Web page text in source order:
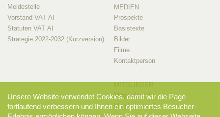
Meldestelle
Vorstand VAT AI
Statuten VAT AI
Strategie 2022-2032 (Kurzversion)
MEDIEN
Prospekte
Basistexte
Bilder
Filme
Kontaktperson
Mitglieder-Info
Mitglieder-Login
Unsere Website verwendet Cookies, damit wir die Page
fortlaufend verbessern und Ihnen ein optimiertes Besucher-